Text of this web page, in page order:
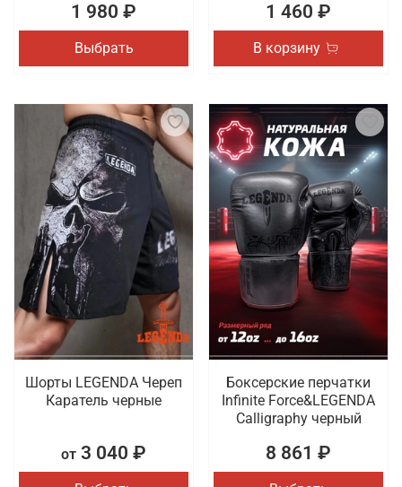
1 980 ₽
Выбрать
1 460 ₽
В корзину
Шорты LEGENDA Череп
Каратель черные
от 3 040 ₽
Боксерские перчатки
Infinite Force&LEGENDA
Calligraphy черный
8 861 ₽